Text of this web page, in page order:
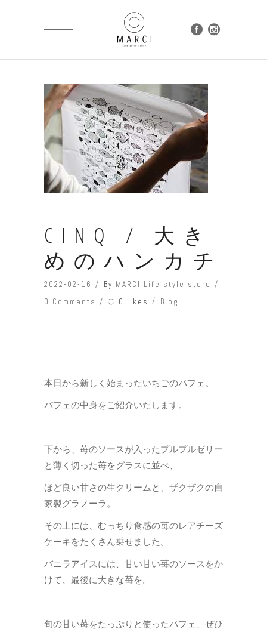
CINQ / 大き
めのハンカチ
2022-02-16 By MARCI Life style store
0 Comments
0 likes Blog
本日から新しく始まったいちごのパフェ。
パフェの中身をご紹介いたします。
下から、苺のソースが入ったプルプルゼリー
と薄く切った苺をグラスに並べ、
ほど良い甘さの生クリームと、ザクザクの自
家製グラノーラ。
その上には、むっちり食感の苺のレアチーズ
ケーキをたくさん乗せました。
バニラアイスには、甘い甘い苺のソースをか
けて、最後に大きな苺を。
旬の甘い苺をたっぷりと使ったパフェ、ぜひ